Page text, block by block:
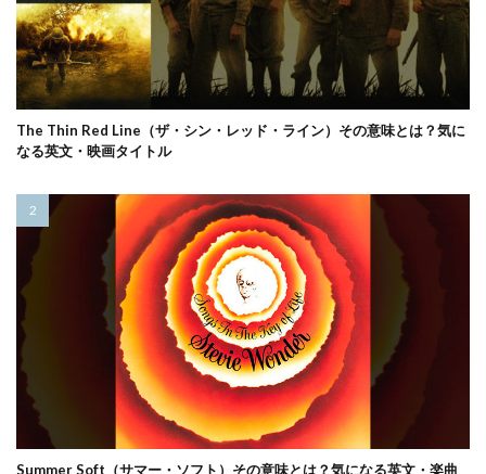
The Thin Red Line（ザ・シン・レッド・ライン）その意味とは？気に
なる英文・映画タイトル
Summer Soft（サマー・ソフト）その意味とは？気になる英文・楽曲